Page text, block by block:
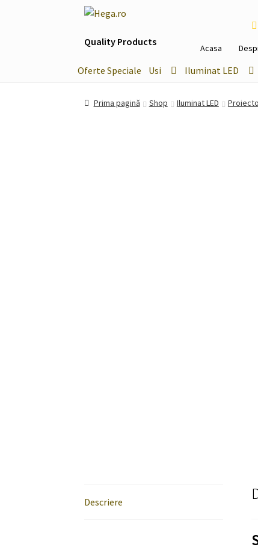
Sari
navigare
Sari
conținut
Quality Products
Acasa
Oferte Speciale Usi Iluminat LED
Prima pagină Shop Iluminat LED
Descriere